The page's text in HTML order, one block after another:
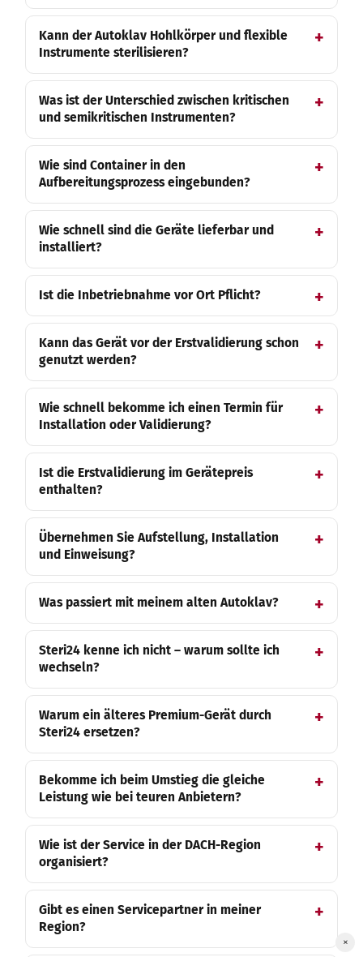
Kann der Autoklav Hohlkörper und flexible
Instrumente sterilisieren?
Was ist der Unterschied zwischen kritischen
und semikritischen Instrumenten?
Wie sind Container in den
Aufbereitungsprozess eingebunden?
Wie schnell sind die Geräte lieferbar und
installiert?
Ist die Inbetriebnahme vor Ort Pflicht?
Kann das Gerät vor der Erstvalidierung schon
genutzt werden?
Wie schnell bekomme ich einen Termin für
Installation oder Validierung?
Ist die Erstvalidierung im Gerätepreis
enthalten?
Übernehmen Sie Aufstellung, Installation
und Einweisung?
Was passiert mit meinem alten Autoklav?
Steri24 kenne ich nicht – warum sollte ich
wechseln?
Warum ein älteres Premium-Gerät durch
Steri24 ersetzen?
Bekomme ich beim Umstieg die gleiche
Leistung wie bei teuren Anbietern?
Wie ist der Service in der DACH-Region
organisiert?
Gibt es einen Servicepartner in meiner
Region?
×